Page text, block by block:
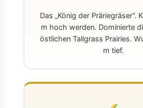
Das „König der Präriegräser“.
m hoch werden. Dominierte
östlichen Tallgrass Prairies.
m tief.